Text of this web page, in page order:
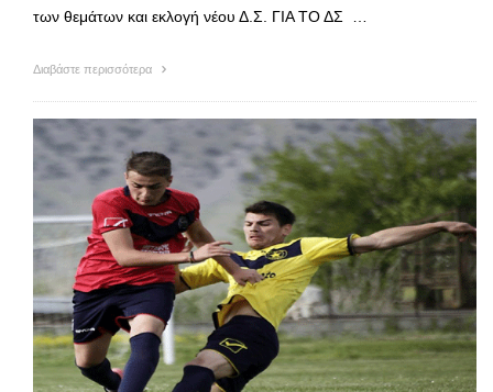
των θεμάτων και εκλογή νέου Δ.Σ. ΓΙΑ ΤΟ ΔΣ …
Διαβάστε περισσότερα